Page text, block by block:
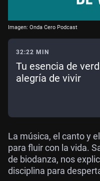
Imagen: Onda Cero Podcast
32:22 MIN
Tu esencia de
alegría de vivir
La música, el canto y
para fluir con la vida.
de biodanza, nos
disciplina para